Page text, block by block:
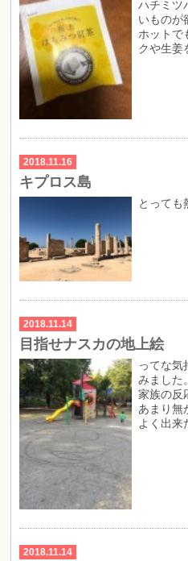
ハチミツ
いものが
ホットで
クや生姜
2018.11.16
キプロス島
とっても
2018.11.14
目指せナスカの地上絵
ってな気
みました。
家族の反
あまり無
よく出来
2018.11.14